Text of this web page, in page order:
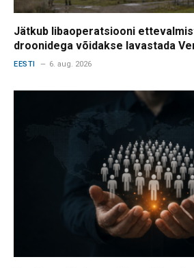
Jätkub libaoperatsiooni
droonidega võidakse lavastada
EESTI 6. aug. 2026